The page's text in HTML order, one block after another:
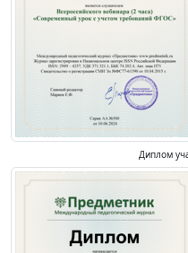
Диплом